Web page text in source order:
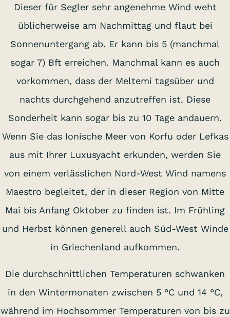
Dieser für Segler sehr angenehme Wind weht
üblicherweise am Nachmittag und flaut bei
Sonnenuntergang ab. Er kann bis 5 (manchmal
sogar 7) Bft erreichen. Manchmal kann es auch
vorkommen, dass der Meltemi tagsüber und
nachts durchgehend anzutreffen ist. Diese
Sonderheit kann sogar bis zu 10 Tage andauern.
Wenn Sie das Ionische Meer von Korfu oder Lefkas
aus mit Ihrer Luxusyacht erkunden, werden Sie
von einem verlässlichen Nord-West Wind namens
Maestro begleitet, der in dieser Region von Mitte
Mai bis Anfang Oktober zu finden ist. Im Frühling
und Herbst können generell auch Süd-West Winde
in Griechenland aufkommen.
Die durchschnittlichen Temperaturen schwanken
in den Wintermonaten zwischen 5 °C und 14 °C,
während im Hochsommer Temperaturen von bis zu